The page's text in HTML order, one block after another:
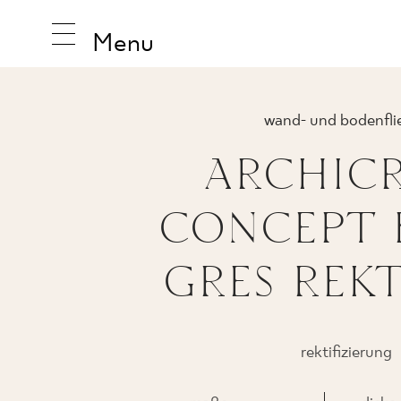
Menu
wand- und
CONCEPT
GRES
rektifizierung